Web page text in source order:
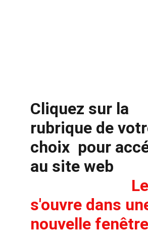
Cliquez sur la
rubrique de
choix  pour
au site
Le
s'ouvre dans
nouvelle